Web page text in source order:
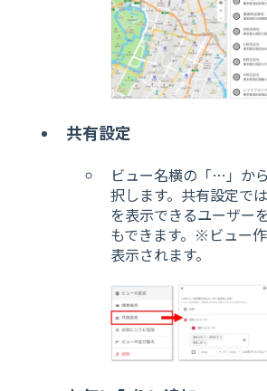
共有設定
ビュー名横の「…」か
択します。共有設定で
を表示できるユーザー
もできます。※ビュー
表示されます。